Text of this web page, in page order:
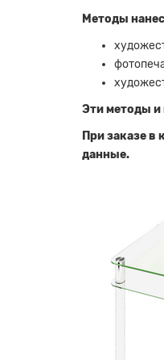
Методы
Эти методы и
При заказе
данные.